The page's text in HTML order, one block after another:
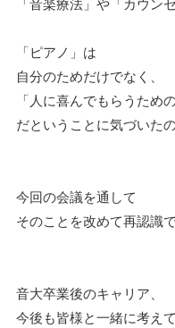
「ピアノ」は
自分のためだけでなく、
「人に喜んでもらうため
だということに気づいたの
今回の会議を通して
そのことを改めて再認識
音大卒業後のキャリア、
今後も皆様と一緒に考え